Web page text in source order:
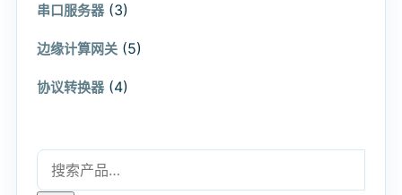
串口服务器 (3)
边缘计算网关 (5)
协议转换器 (4)
搜索：